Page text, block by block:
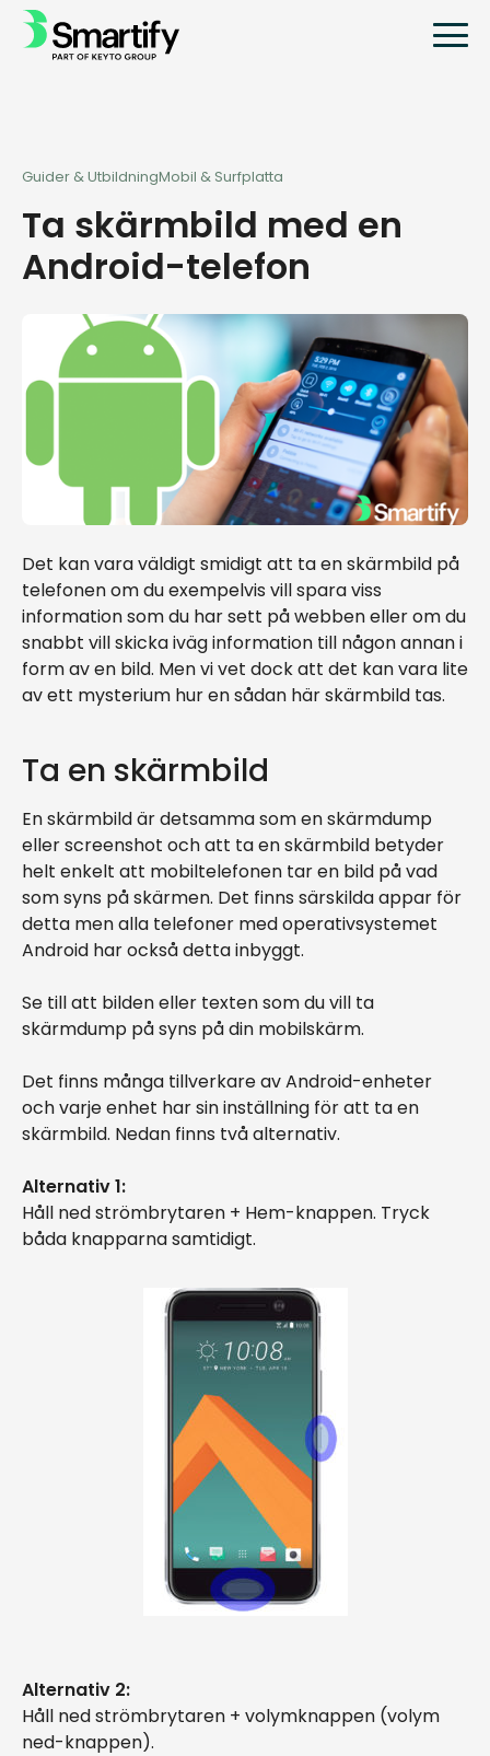
Guider & UtbildningMobil & Surfplatta
Ta skärmbild med en
Android-telefon
Det kan vara väldigt smidigt att ta en skärmbild på
telefonen om du exempelvis vill spara viss
information som du har sett på webben eller om du
snabbt vill skicka iväg information till någon annan i
form av en bild. Men vi vet dock att det kan vara lite
av ett mysterium hur en sådan här skärmbild tas.
Ta en skärmbild
En skärmbild är detsamma som en skärmdump
eller screenshot och att ta en skärmbild betyder
helt enkelt att mobiltelefonen tar en bild på vad
som syns på skärmen. Det finns särskilda appar för
detta men alla telefoner med operativsystemet
Android har också detta inbyggt.
Se till att bilden eller texten som du vill ta
skärmdump på syns på din mobilskärm.
Det finns många tillverkare av Android-enheter
och varje enhet har sin inställning för att ta en
skärmbild. Nedan finns två alternativ.
Alternativ 1:
Håll ned strömbrytaren + Hem-knappen. Tryck
båda knapparna samtidigt.
Alternativ 2:
Håll ned strömbrytaren + volymknappen (volym
ned-knappen).